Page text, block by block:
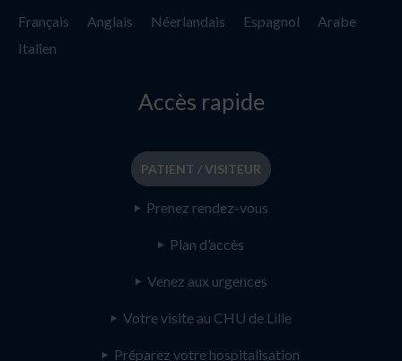
Français Anglais Néerlandais Espagnol
Arabe
Italien
Accès rapide
PATIENT / VISITEUR
Prenez rendez-vous
Plan d’accès
Venez aux urgences
Votre visite au CHU de Lille
Préparez votre hospitalisation